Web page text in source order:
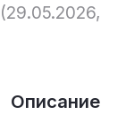
(29.05.2026,
Описание